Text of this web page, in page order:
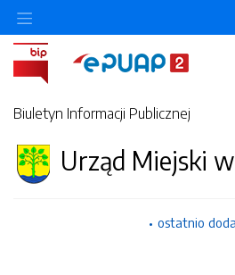
Biuletyn Informacji Publicznej
Urząd Miejski
ostatnio